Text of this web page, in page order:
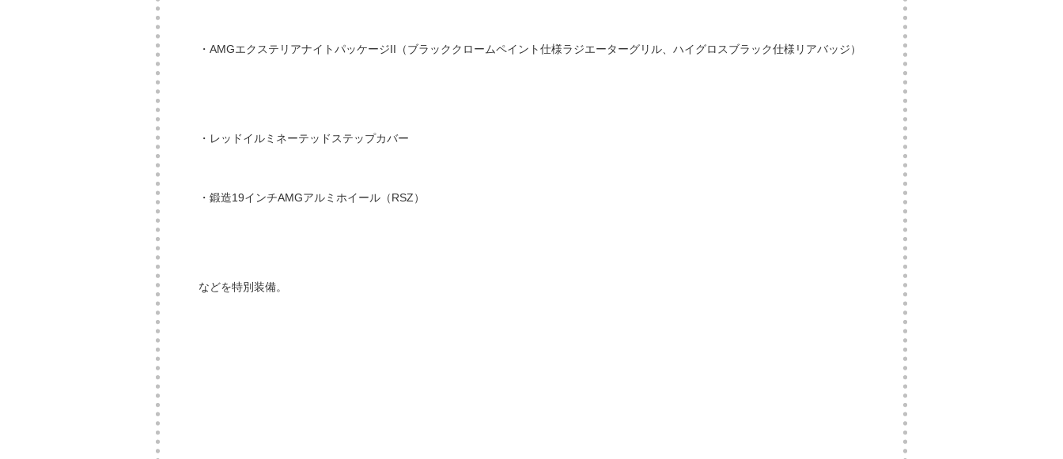
・AMGエクステリアナイトパッケージII（ブラッククロームペイント仕様ラジエーターグリル、ハイグロスブラック仕様リアバッジ）
・レッドイルミネーテッドステップカバー
・鍛造19インチAMGアルミホイール（RSZ）
などを特別装備。